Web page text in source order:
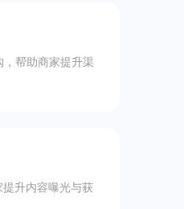
帮助商家提升渠
升内容曝光与获